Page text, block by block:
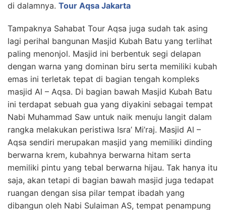
di dalamnya. Tour Aqsa Jakarta
Tampaknya Sahabat Tour Aqsa juga sudah tak asing
lagi perihal bangunan Masjid Kubah Batu yang terlihat
paling menonjol. Masjid ini berbentuk segi delapan
dengan warna yang dominan biru serta memiliki kubah
emas ini terletak tepat di bagian tengah kompleks
masjid Al – Aqsa. Di bagian bawah Masjid Kubah Batu
ini terdapat sebuah gua yang diyakini sebagai tempat
Nabi Muhammad Saw untuk naik menuju langit dalam
rangka melakukan peristiwa Isra’ Mi’raj. Masjid Al –
Aqsa sendiri merupakan masjid yang memiliki dinding
berwarna krem, kubahnya berwarna hitam serta
memiliki pintu yang tebal berwarna hijau. Tak hanya itu
saja, akan tetapi di bagian bawah masjid juga tedapat
ruangan dengan sisa pilar tempat ibadah yang
dibangun oleh Nabi Sulaiman AS, tempat penampung